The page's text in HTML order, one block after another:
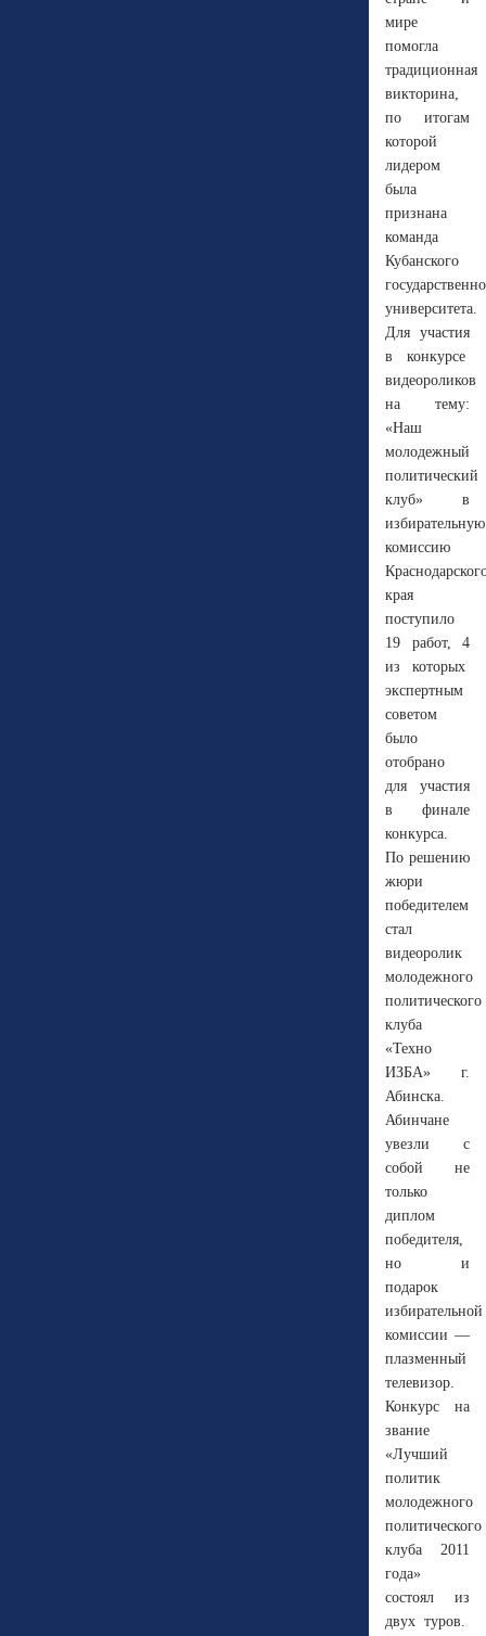
мире
помогла
традиционная
викторина,
по итогам
которой
лидером
была
признана
команда
Кубанского
университета.
Для участия
в конкурсе
видеороликов
на тему:
«Наш
молодежный
политический
клуб» в
избирательную
комиссию
края
поступило
19 работ, 4
из которых
экспертным
советом
было
отобрано
для участия
в финале
конкурса.
По решению
жюри
победителем
стал
видеоролик
молодежного
политического
клуба
«Техно
ИЗБА» г.
Абинска.
Абинчане
увезли с
собой не
только
диплом
победителя,
но и
подарок
избирательной
комиссии —
плазменный
телевизор.
Конкурс на
звание
«Лучший
политик
молодежного
политического
клуба 2011
года»
состоял из
двух туров.